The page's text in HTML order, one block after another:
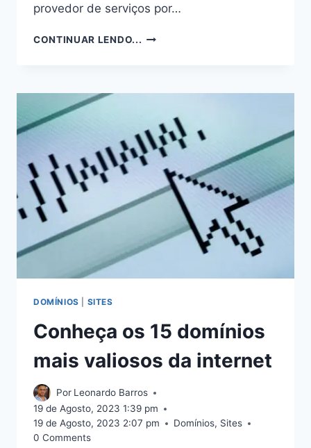
provedor de serviços por…
CONTINUAR LENDO... COMO
.COM.BR
REGISTROS
DA
HOSTINGER
DOMÍNIOS SITES
Conheça os 15 domínios
mais valiosos da internet
Por Leonardo Barros
19 de Agosto, 2023 1:39 pm
19 de Agosto, 2023 2:07 pm
Domínios, Sites
0 Comments